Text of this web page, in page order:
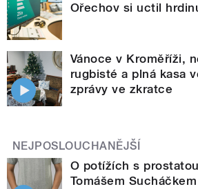
Ořechov si uctil
Vánoce v Kroměříži,
rugbisté a plná kasa
zprávy ve zkratce
NEJPOSLOUCHANĚJŠÍ
O potížích s
Tomášem Sucháčkem